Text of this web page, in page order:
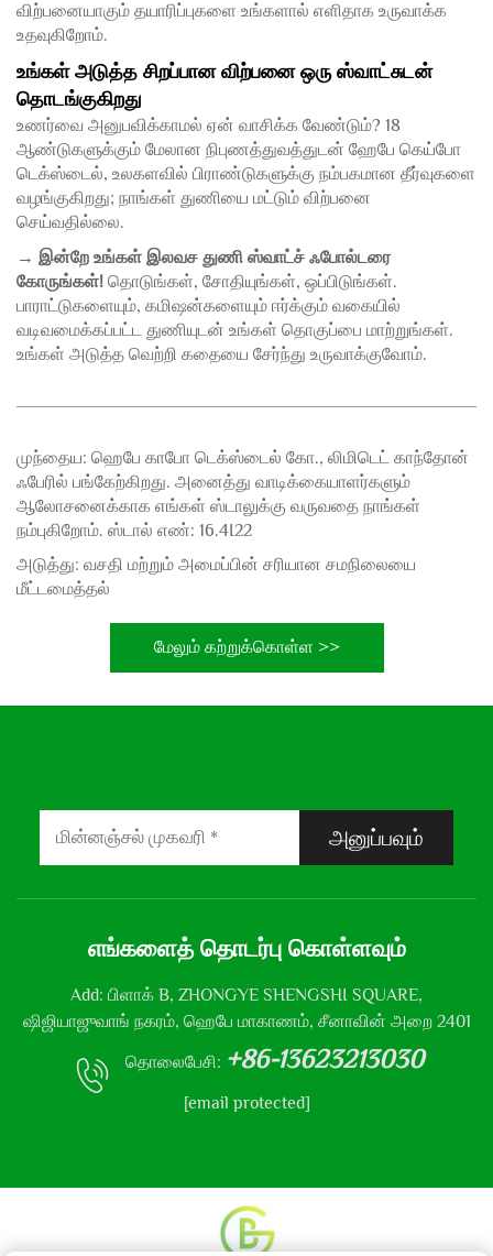
விற்பனையாகும் தயாரிப்புகளை உங்களால் எளிதாக உருவாக்க
உதவுகிறோம்.
உங்கள் அடுத்த சிறப்பான விற்பனை ஒரு ஸ்வாட்சுடன்
தொடங்குகிறது
உணர்வை அனுபவிக்காமல் ஏன் வாசிக்க வேண்டும்? 18
ஆண்டுகளுக்கும் மேலான நிபுணத்துவத்துடன் ஹேபே கெய்போ
டெக்ஸ்டைல், உலகளவில் பிராண்டுகளுக்கு நம்பகமான தீர்வுகளை
வழங்குகிறது; நாங்கள் துணியை மட்டும் விற்பனை
செய்வதில்லை.
→ இன்றே உங்கள் இலவச துணி ஸ்வாட்ச் ஃபோல்டரை
கோருங்கள்! தொடுங்கள், சோதியுங்கள், ஒப்பிடுங்கள்.
பாராட்டுகளையும், கமிஷன்களையும் ஈர்க்கும் வகையில்
வடிவமைக்கப்பட்ட துணியுடன் உங்கள் தொகுப்பை மாற்றுங்கள்.
உங்கள் அடுத்த வெற்றி கதையை சேர்ந்து உருவாக்குவோம்.
முந்தைய: ஹெபே காபோ டெக்ஸ்டைல் கோ., லிமிடெட் காந்தோன்
ஃபேரில் பங்கேற்கிறது. அனைத்து வாடிக்கையாளர்களும்
ஆலோசனைக்காக எங்கள் ஸ்டாலுக்கு வருவதை நாங்கள்
நம்புகிறோம். ஸ்டால் எண்: 16.4I22
அடுத்து: வசதி மற்றும் அமைப்பின் சரியான சமநிலையை
மீட்டமைத்தல்
மேலும் கற்றுக்கொள்ள >>
அனுப்பவும்
எங்களைத் தொடர்பு கொள்ளவும்
Add: பிளாக் B, ZHONGYE SHENGSHI SQUARE,
ஷிஜியாஜுவாங் நகரம், ஹெபே மாகாணம், சீனாவின் அறை 2401
தொலைபேசி: +86-13623213030
[email protected]